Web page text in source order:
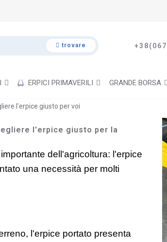
trovare
ERPICI PRIMAVERILI GRANDE BORSA
l'erpice giusto per voi
l'erpice giusto per la
dell'agricoltura: l'erpice
una necessità per molti
l'erpice portato presenta